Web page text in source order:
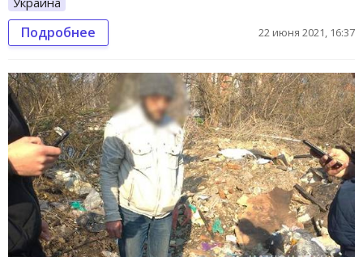
Подробнее 22 июня 2021, 16:37